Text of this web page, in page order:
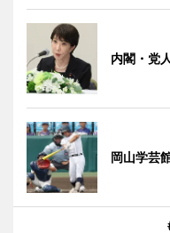
内閣・党
岡山学芸